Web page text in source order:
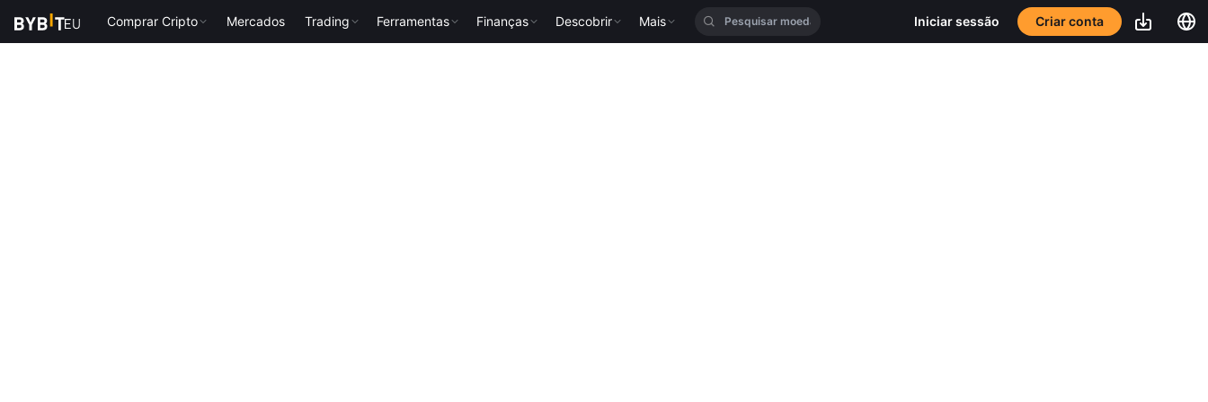
Comprar Cripto Mercados Trading Ferramentas Finanças Descobrir Mais Iniciar sessão Criar conta